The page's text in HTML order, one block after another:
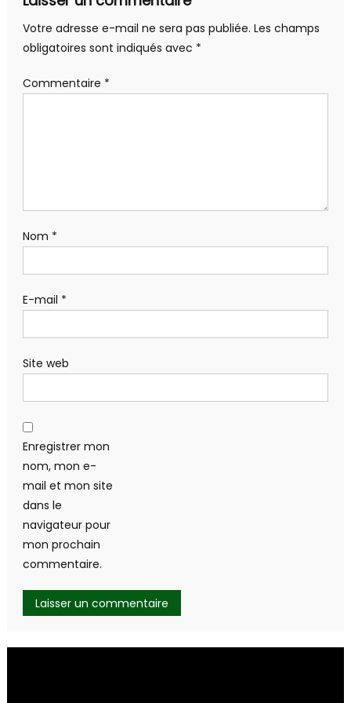
Votre adresse e-mail ne sera pas publiée. Les champs
obligatoires sont indiqués avec *
Commentaire *
Nom *
E-mail *
Site web
Enregistrer mon
nom, mon e-
mail et mon site
dans le
navigateur pour
mon prochain
commentaire.